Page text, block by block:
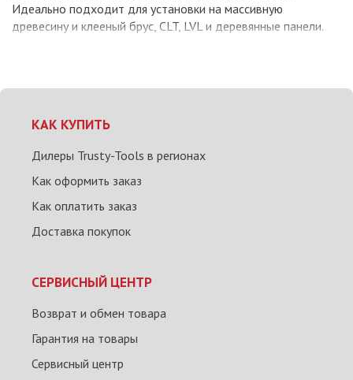
Идеально подходит для установки на массивную
древесину и клееный брус, CLT, LVL и деревянные панели.
КАК КУПИТЬ
Дилеры Trusty-Tools в регионах
Как оформить заказ
Как оплатить заказ
Доставка покупок
СЕРВИСНЫЙ ЦЕНТР
Возврат и обмен товара
Гарантия на товары
Сервисный центр